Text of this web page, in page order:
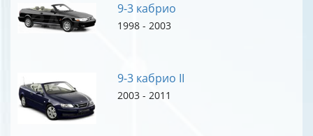
9-3 кабрио
1998 - 2003
9-3 кабрио II
2003 - 2011